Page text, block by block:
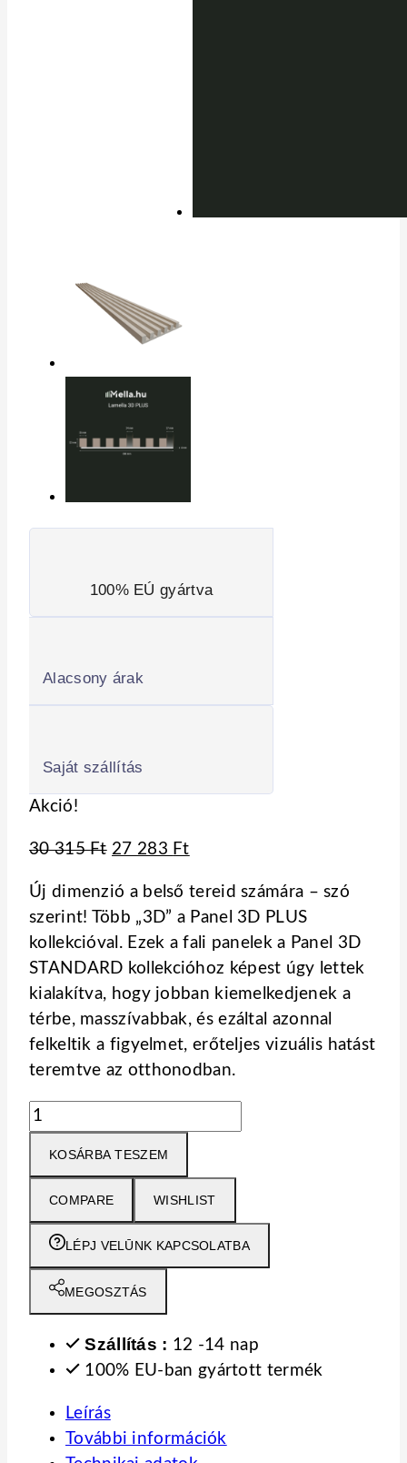
100% EÚ gyártva
Alacsony árak
Saját szállítás
Akció!
30 315Ft Original
was:
30
315 Ft.
27 283 FtCurrent
is:
27
283 Ft.
Új dimenzió a belső tereid számára – szó
szerint! Több „3D” a Panel 3D PLUS
kollekcióval. Ezek a fali panelek a Panel 3D
STANDARD kollekcióhoz képest úgy lettek
kialakítva, hogy jobban kiemelkedjenek a
térbe, masszívabbak, és ezáltal azonnal
felkeltik a figyelmet, erőteljes vizuális hatást
teremtve az otthonodban.
PANEL
3D
PLUS
könnyűbeton
–
lamella
könnyűbeton
mennyiség
KOSÁRBA TESZEM
COMPARE WISHLIST
LÉPJ VELŪNK KAPCSOLATBA
MEGOSZTÁS
Szállítás : 12 -14 nap
100% EU-ban gyártott termék
Leírás
További információk